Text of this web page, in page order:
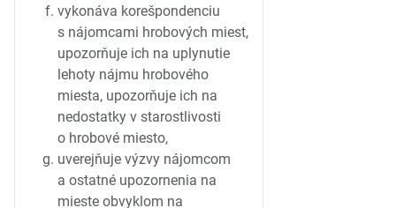
vykonáva korešpondenciu
s nájomcami hrobových miest,
upozorňuje ich na uplynutie
lehoty nájmu hrobového
miesta, upozorňuje ich na
nedostatky v starostlivosti
o hrobové miesto,
uverejňuje výzvy nájomcom
a ostatné upozornenia na
mieste obvyklom na